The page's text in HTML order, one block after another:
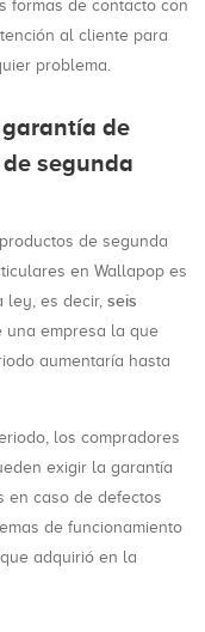
formas de contacto con
al cliente para
problema.
de
segunda
de segunda
en Wallapop es
ley, es decir, seis
una empresa la que
aumentaría hasta
los compradores
exigir la garantía
en caso de defectos
de funcionamiento
adquirió en la